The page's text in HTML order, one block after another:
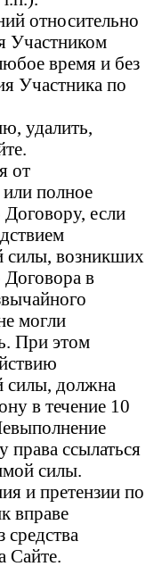
относительно
Участником
время и без
Участника по
удалить,
от
или полное
Договору, если
силы, возникших
Договора в
могли
При этом
силы, должна
в течение 10
права ссылаться
силы.
и претензии по
вправе
средства
Сайте.